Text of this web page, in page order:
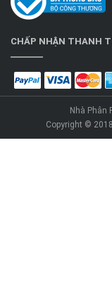
CHẤP NHẬN THANH
Nhà Phân
Copyright ©